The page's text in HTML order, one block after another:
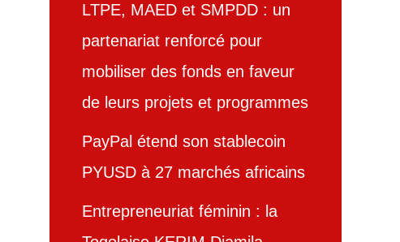
LTPE, MAED et SMPDD : un
partenariat renforcé pour
mobiliser des fonds en faveur
de leurs projets et programmes
PayPal étend son stablecoin
PYUSD à 27 marchés africains
Entrepreneuriat féminin : la